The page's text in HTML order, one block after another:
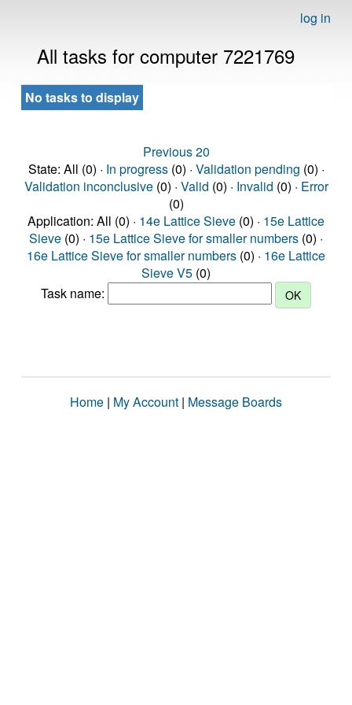
log in
All tasks for computer 7221769
No tasks to display
Previous 20
State: All (0) · In progress(0) · Validation pending (0) ·
Validation inconclusive(0) · Valid (0) · Invalid (0) · Error
(0)
Application: All (0) · 14e Lattice Sieve (0) · 15e Lattice
Sieve (0) · 15e Lattice Sieve for smaller numbers (0) ·
16e Lattice Sieve for smaller numbers (0) · 16e Lattice
Sieve V5 (0)
Task name:
Home | My Account | Message Boards